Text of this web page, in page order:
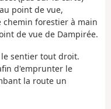
point de vue,
forestier à main
de vue de Dampirée.
sentier tout droit.
d'emprunter le
la route un